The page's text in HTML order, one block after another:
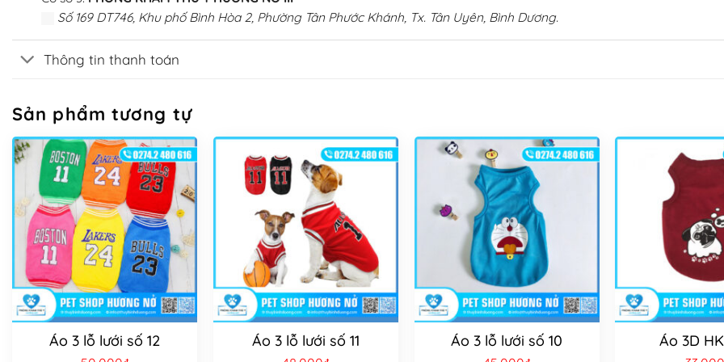
Số 169 DT746, Khu phố Bình Hòa 2, Phường Tân Phước Khánh, Tx. Tân Uyên, Bình Dương.
Thông tin thanh toán
Sản phẩm tương tự
Áo 3 lỗ lưới số 12 Áo 3 lỗ lưới số 11 Áo 3 lỗ lưới số 10 Áo 3D